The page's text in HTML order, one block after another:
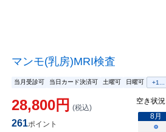
マンモ(乳房)MRI検査
当月受診可 当日カード決済可 土曜可 日曜可 +1...
28,800円 (税込)
261ポイント
空き状況
8月
○